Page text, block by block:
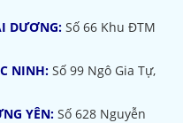
DƯƠNG: Số 66 Khu ĐTM
NINH: Số 99 Ngô Gia Tự,
YÊN: Số 628 Nguyễn